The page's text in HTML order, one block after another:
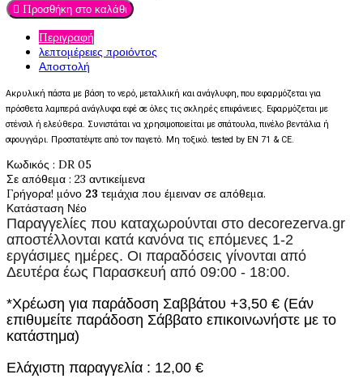
 Προσθήκη στο καλάθι
Περιγραφή
λεπτομέρειες προιόντος
Αποστολή
Ακρυλική πάστα με βάση το νερό, μεταλλική και ανάγλυφη, που εφαρμόζεται για
πρόσθετα λαμπερά ανάγλυφα εφέ σε όλες τις σκληρές επιφάνειες. Εφαρμόζεται με
στένσιλ ή ελεύθερα. Συνιστάται να χρησιμοποιείται με σπάτουλα, πινέλο βεντάλια ή
σφουγγάρι. Προστατέψτε από τον παγετό. Μη τοξικό. tested by EN 71 & CE.
Κωδικός : DR 05
Σε απόθεμα : 23 αντικείμενα
Γρήγορα! μόνο 23 τεμάχια που έμειναν σε απόθεμα.
Κατάσταση Νέο
Παραγγελίες που καταχωρούνται στο decorezerva.gr
αποστέλλονται κατά κανόνα τις επόμενες 1-2
εργάσιμες ημέρες. Οι παραδόσεις γίνονται από
Δευτέρα έως Παρασκευή από 09:00 - 18:00.
*Χρέωση για παράδοση Σαββάτου +3,50 € (Εάν
επιθυμείτε παράδοση Σάββατο επικοινωνήστε με το
κατάστημα)
Ελάχιστη παραγγελία : 12,00 €